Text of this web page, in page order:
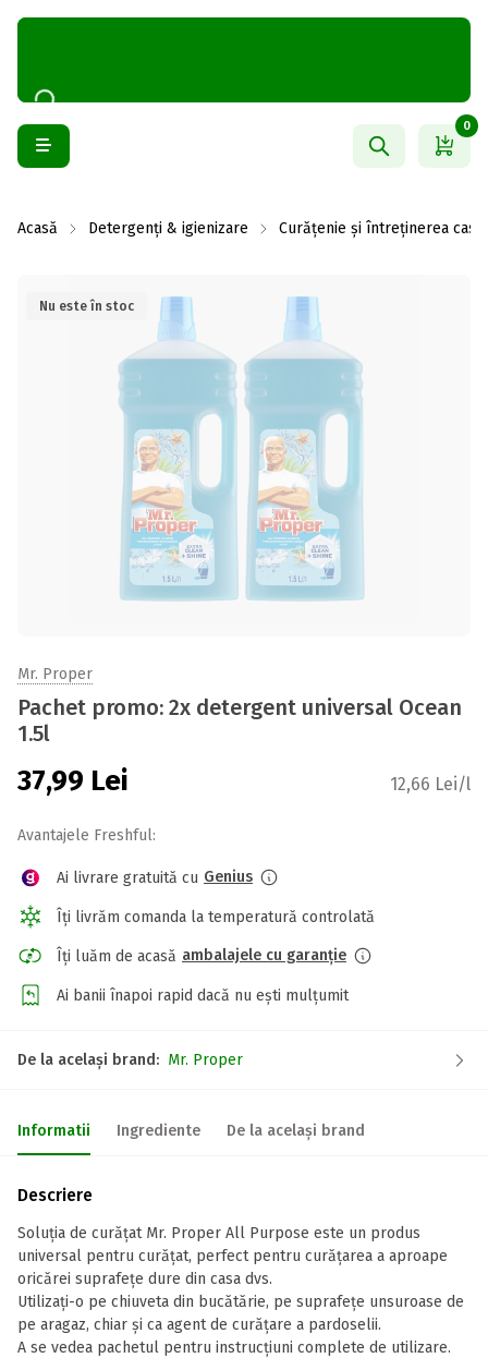
0
Acasă Detergenți & igienizare Curățenie și întreținerea casei
Nu este în stoc
Mr. Proper
Pachet promo: 2x detergent universal Ocean
1.5l
37,99 Lei 12,66 Lei/l
Avantajele Freshful:
Ai livrare gratuită cu Genius
Îți livrăm comanda la temperatură controlată
Îți luăm de acasă ambalajele cu garanție
Ai banii înapoi rapid dacă nu ești mulțumit
De la același brand: Mr. Proper
Informatii Ingrediente De la același brand
Descriere
Soluţia de curăţat Mr. Proper All Purpose este un produs
universal pentru curățat, perfect pentru curăţarea a aproape
oricărei suprafeţe dure din casa dvs.
Utilizaţi-o pe chiuveta din bucătărie, pe suprafețe unsuroase de
pe aragaz, chiar şi ca agent de curățare a pardoselii.
A se vedea pachetul pentru instrucțiuni complete de utilizare.